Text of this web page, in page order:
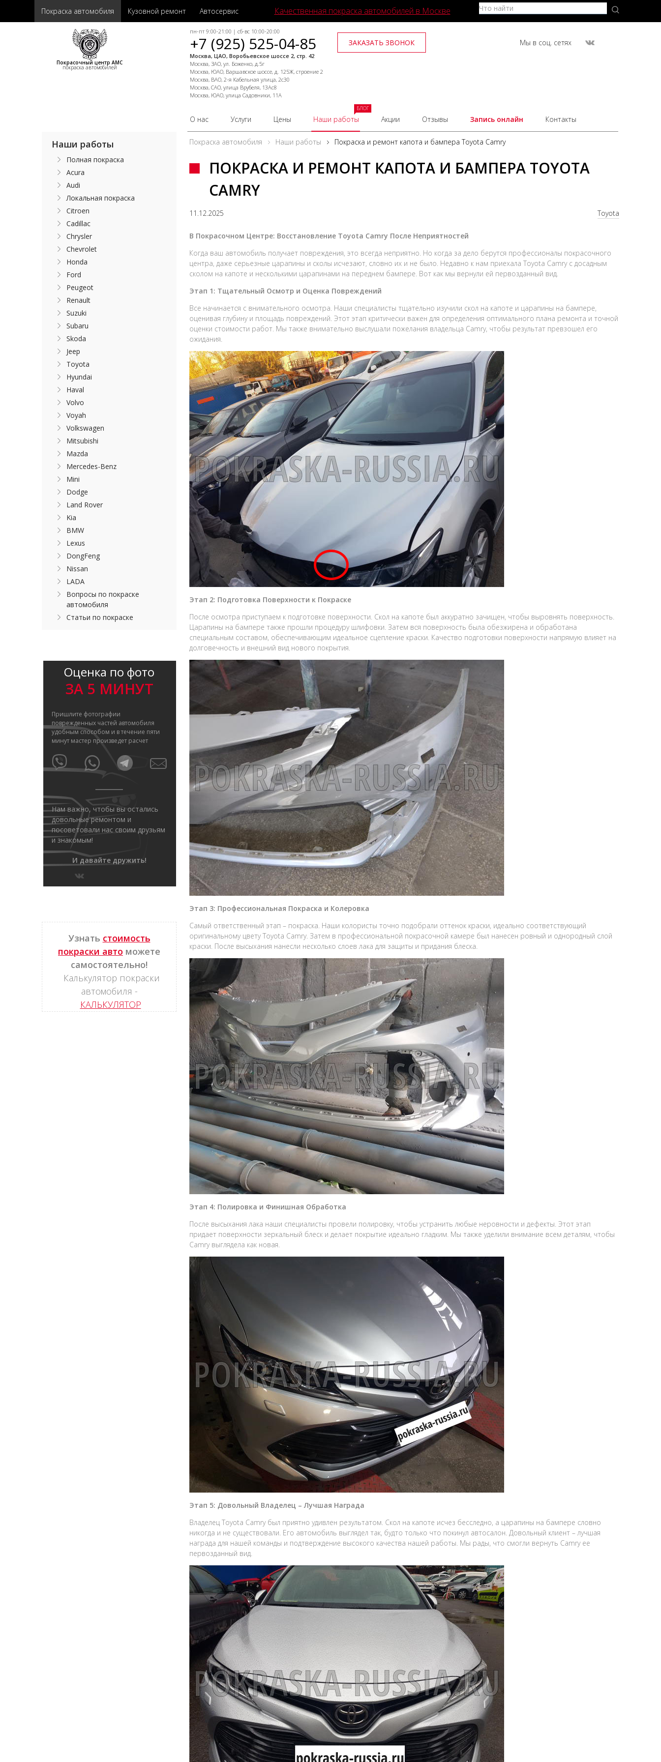
Покраска автомобиля Кузовной ремонт Автосервис Качественная покраска автомобилей в Москве
Покрасочный центр АМС
покраска автомобилей
пн-пт 9:00-21:00 | сб-вс 10:00-20:00
+7 (925) 525-04-85
Москва, ЦАО, Воробьевское шоссе 2, стр. 42
Москва, ЗАО, ул. Боженко, д.5г
Москва, ЮАО, Варшавское шоссе, д. 125Ж, строение 2
Москва, ВАО, 2-я Кабельная улица, 2с30
Москва, САО, улица Врубеля, 13Ас8
Москва, ЮАО, улица Садовники, 11А
ЗАКАЗАТЬ ЗВОНОК Мы в соц. сетях
О нас Услуги Цены Наши работы
БЛОГ
Акции Отзывы Запись онлайн Контакты
Покраска автомобиля Наши работы Покраска и ремонт капота и бампера Toyota Camry
ПОКРАСКА И РЕМОНТ КАПОТА И БАМПЕРА TOYOTA
CAMRY
11.12.2025 Toyota
В Покрасочном Центре: Восстановление Toyota Camry После Неприятностей
Когда ваш автомобиль получает повреждения, это всегда неприятно. Но когда за дело берутся профессионалы покрасочного
центра, даже серьезные царапины и сколы исчезают, словно их и не было. Недавно к нам приехала Toyota Camry с досадным
сколом на капоте и несколькими царапинами на переднем бампере. Вот как мы вернули ей первозданный вид.
Этап 1: Тщательный Осмотр и Оценка Повреждений
Все начинается с внимательного осмотра. Наши специалисты тщательно изучили скол на капоте и царапины на бампере,
оценивая глубину и площадь повреждений. Этот этап критически важен для определения оптимального плана ремонта и точной
оценки стоимости работ. Мы также внимательно выслушали пожелания владельца Camry, чтобы результат превзошел его
ожидания.
Этап 2: Подготовка Поверхности к Покраске
После осмотра приступаем к подготовке поверхности. Скол на капоте был аккуратно зачищен, чтобы выровнять поверхность.
Царапины на бампере также прошли процедуру шлифовки. Затем вся поверхность была обезжирена и обработана
специальным составом, обеспечивающим идеальное сцепление краски. Качество подготовки поверхности напрямую влияет на
долговечность и внешний вид нового покрытия.
Этап 3: Профессиональная Покраска и Колеровка
Самый ответственный этап – покраска. Наши колористы точно подобрали оттенок краски, идеально соответствующий
оригинальному цвету Toyota Camry. Затем в профессиональной покрасочной камере был нанесен ровный и однородный слой
краски. После высыхания нанесли несколько слоев лака для защиты и придания блеска.
Этап 4: Полировка и Финишная Обработка
После высыхания лака наши специалисты провели полировку, чтобы устранить любые неровности и дефекты. Этот этап
придает поверхности зеркальный блеск и делает покрытие идеально гладким. Мы также уделили внимание всем деталям, чтобы
Camry выглядела как новая.
Этап 5: Довольный Владелец – Лучшая Награда
Владелец Toyota Camry был приятно удивлен результатом. Скол на капоте исчез бесследно, а царапины на бампере словно
никогда и не существовали. Его автомобиль выглядел так, будто только что покинул автосалон. Довольный клиент – лучшая
награда для нашей команды и подтверждение высокого качества нашей работы. Мы рады, что смогли вернуть Camry ее
первозданный вид.
Наши работы
Полная покраска
Acura
Audi
Локальная покраска
Citroen
Cadillac
Chrysler
Chevrolet
Honda
Ford
Peugeot
Renault
Suzuki
Subaru
Skoda
Jeep
Toyota
Hyundai
Haval
Volvo
Voyah
Volkswagen
Mitsubishi
Mazda
Mercedes-Benz
Mini
Dodge
Land Rover
Kia
BMW
Lexus
DongFeng
Nissan
LADA
Вопросы по покраске
автомобиля
Статьи по покраске
Оценка по фото
ЗА 5 МИНУТ
Пришлите фотографии
поврежденных частей автомобиля
удобным способом и в течение пяти
минут мастер произведет расчет
Нам важно, чтобы вы остались
довольные ремонтом и
посоветовали нас своим друзьям
и знакомым!
И давайте дружить!
Узнать стоимость
покраски авто можете
самостоятельно!
Калькулятор покраски
автомобиля -
КАЛЬКУЛЯТОР